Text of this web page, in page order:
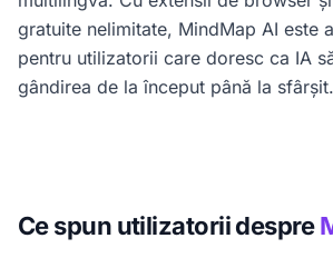
gratuite nelimitate, MindMap AI este
pentru utilizatorii care doresc ca IA
gândirea de la început până la sfârșit.
Ce spun utilizatorii despre